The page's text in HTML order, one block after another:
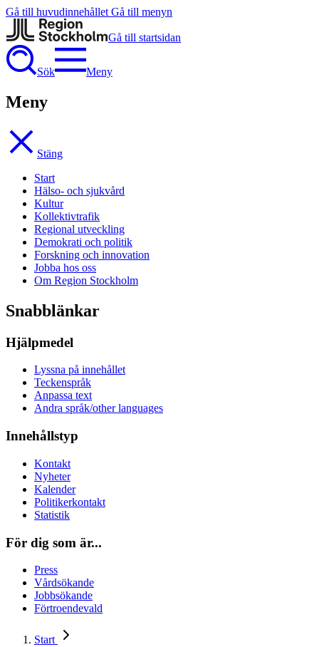
Gå till huvudinnehållet Gå till menyn
Gå till startsidan
Sök Meny
Meny
Stäng
Start
Hälso- och sjukvård
Kultur
Kollektivtrafik
Regional utveckling
Demokrati och politik
Forskning och innovation
Jobba hos oss
Om Region Stockholm
Snabblänkar
Hjälpmedel
Lyssna på innehållet
Teckenspråk
Anpassa text
Andra språk/other languages
Innehållstyp
Kontakt
Nyheter
Kalender
Politikerkontakt
Statistik
För dig som är...
Press
Vårdsökande
Jobbsökande
Förtroendevald
Start